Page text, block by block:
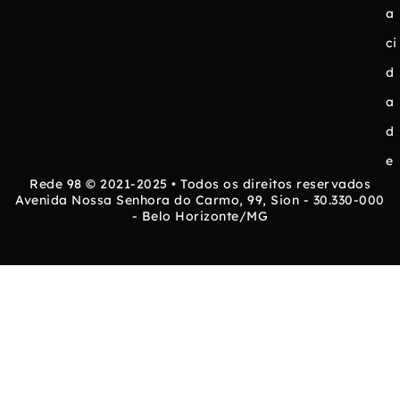
a
ci
d
a
d
e
Rede 98 © 2021-2025 • Todos os direitos reservados
Avenida Nossa Senhora do Carmo, 99, Sion - 30.330-000
- Belo Horizonte/MG